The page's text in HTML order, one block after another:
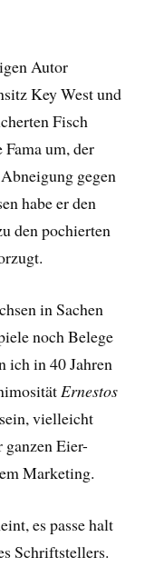
Autor
Key West und
Fisch
um, der
gegen
habe er den
den pochierten
in Sachen
noch Belege
ich in 40 Jahren
Ernestos
vielleicht
Eier-
Marketing.
es passe halt
Schriftstellers.